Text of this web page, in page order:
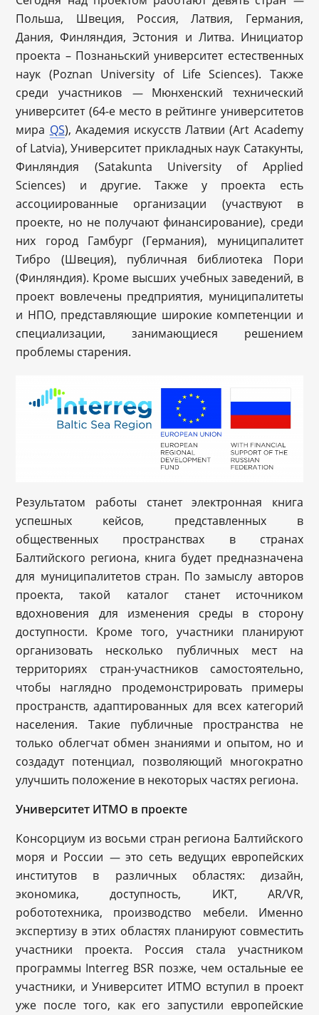
Польша, Швеция, Россия, Латвия, Германия,
Дания, Финляндия, Эстония и Литва. Инициатор
проекта – Познаньский университет естественных
наук (Poznan University of Life Sciences). Также
среди участников
— Мюнхенский технический
университет (64-е место в рейтинге университетов
мира QS), Академия искусств Латвии (Art Academy
of Latvia), Университет прикладных наук Сатакунты,
Финляндия (Satakunta University of Applied
Sciences) и другие. Также у проекта есть
ассоциированные организации (участвуют в
проекте, но не получают финансирование), среди
них город Гамбург (Германия), муниципалитет
Тибро (Швеция), публичная библиотека Пори
(Финляндия). Кроме высших учебных заведений, в
проект вовлечены предприятия, муниципалитеты
и НПО, представляющие широкие компетенции и
специализации, занимающиеся решением
проблемы старения.
Результатом работы станет электронная книга
успешных кейсов, представленных в
общественных пространствах в странах
Балтийского региона, книга будет предназначена
для муниципалитетов стран. По замыслу авторов
проекта, такой каталог станет источником
вдохновения для изменения среды в сторону
доступности. Кроме того, участники планируют
организовать несколько публичных мест на
территориях стран-участников самостоятельно,
чтобы наглядно продемонстрировать примеры
пространств, адаптированных для всех категорий
населения. Такие публичные пространства не
только облегчат обмен знаниями и опытом, но и
создадут потенциал, позволяющий многократно
улучшить положение в некоторых частях региона.
Университет ИТМО в проекте
Консорциум из восьми стран региона Балтийского
моря и России —это сеть ведущих европейских
институтов в различных областях: дизайн,
экономика, доступность, ИКТ, AR/VR,
робототехника, производство мебели. Именно
экспертизу в этих областях планируют совместить
участники проекта. Россия стала участником
программы Interreg BSR позже, чем остальные ее
участники, и Университет ИТМО вступил в проект
уже после того, как его запустили европейские